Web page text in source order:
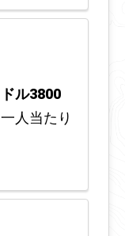
ドル3800
一人当たり